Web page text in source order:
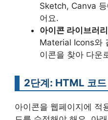
Sketch, Canva
어요.
아이콘 라이브러
Material Icons와
이콘을 찾아 다운
2단계: HTML 코드
아이콘을 웹페이지에 적